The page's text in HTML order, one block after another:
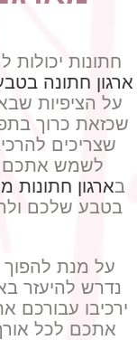
חתונות
ארגון חתונה
על הציפיות
שכזאת כרוך
שצריכים
לשמש אתכם.
בארגון חתונות
בטבע שלכם
על מנת
נדרש להיעזר
ירכיבו עבורכם
אתכם לכל